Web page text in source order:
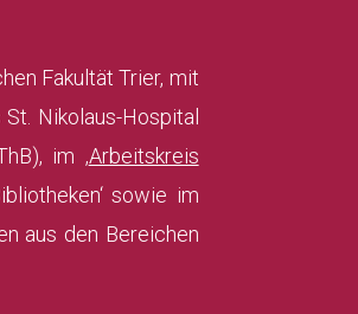
Fakultät Trier, mit
Nikolaus-Hospital
im ‚Arbeitskreis
sowie im
aus den Bereichen